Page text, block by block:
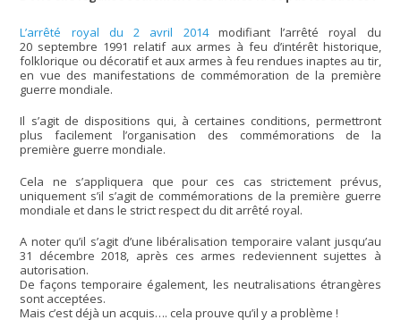
L’arrêté royal du 2 avril 2014modifiant l’arrêté royal du
20 septembre 1991 relatif aux armes à feu d’intérêt historique,
folklorique ou décoratif et aux armes à feu rendues inaptes au tir,
en vue des manifestations de commémoration de la première
guerre mondiale.
Il s’agit de dispositions qui, à certaines conditions, permettront
plus facilement l’organisation des commémorations de la
première guerre mondiale.
Cela ne s’appliquera que pour ces cas strictement prévus,
uniquement s’il s’agit de commémorations de la première guerre
mondiale et dans le strict respect du dit arrêté royal.
A noter qu’il s’agit d’une libéralisation temporaire valant jusqu’au
31 décembre 2018, après ces armes redeviennent sujettes à
autorisation.
De façons temporaire également, les neutralisations étrangères
sont acceptées.
Mais c’est déjà un acquis…. cela prouve qu’il y a problème !